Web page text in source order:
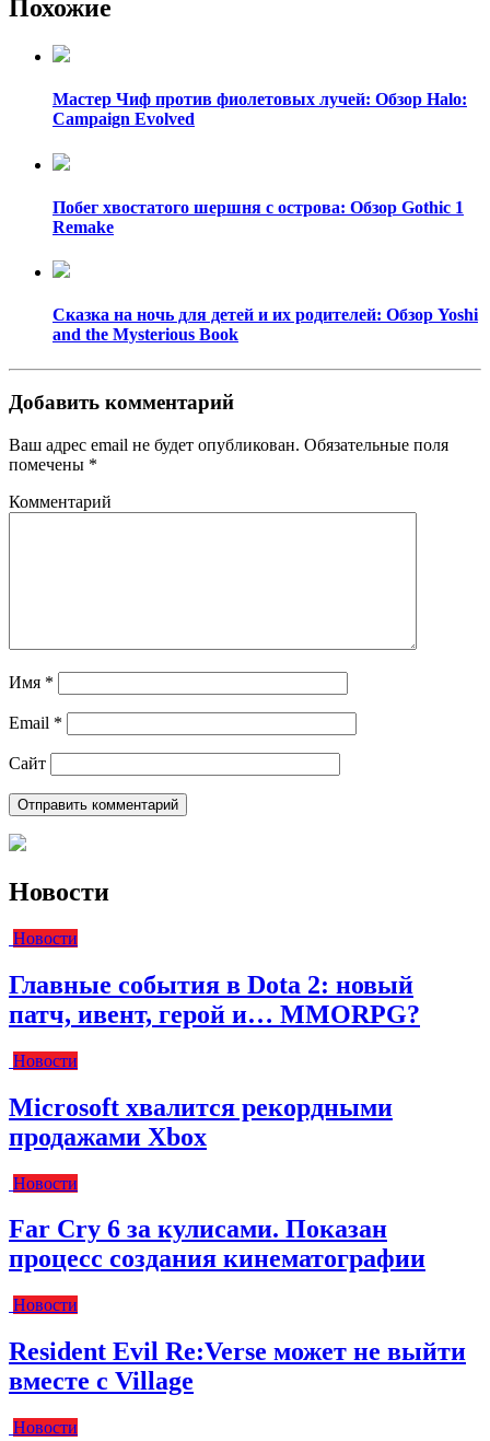
Похожие
Мастер Чиф против фиолетовых лучей: Обзор Halo:
Campaign Evolved
Побег хвостатого шершня с острова: Обзор Gothic 1
Remake
Сказка на ночь для детей и их родителей: Обзор Yoshi
and the Mysterious Book
Добавить комментарий
Ваш адрес email не будет опубликован. Обязательные поля
помечены *
Комментарий
Имя *
Email *
Сайт
Новости
Новости
Главные события в Dota 2: новый
патч, ивент, герой и… MMORPG?
Новости
Microsoft хвалится рекордными
продажами Xbox
Новости
Far Cry 6 за кулисами. Показан
процесс создания кинематографии
Новости
Resident Evil Re:Verse может не выйти
вместе с Village
Новости